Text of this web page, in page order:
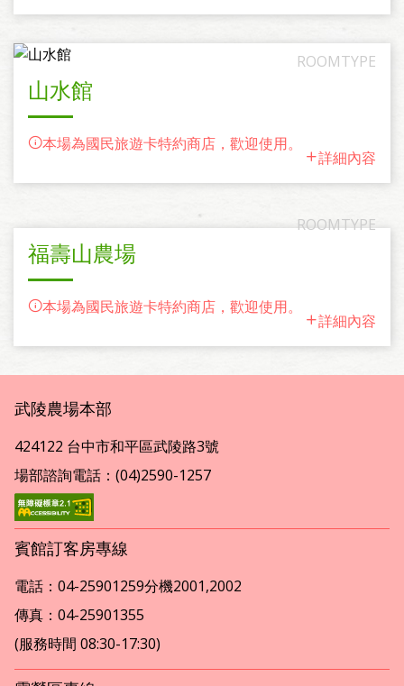
山水館
本場為國民旅遊卡特約商店，歡迎使用。
詳細內容
福壽山農場
本場為國民旅遊卡特約商店，歡迎使用。
詳細內容
武陵農場本部
424122 台中市和平區武陵路3號
場部諮詢電話：(04)2590-1257
賓館訂客房專線
電話：04-25901259分機2001,2002
傳真：04-25901355
(服務時間 08:30-17:30)